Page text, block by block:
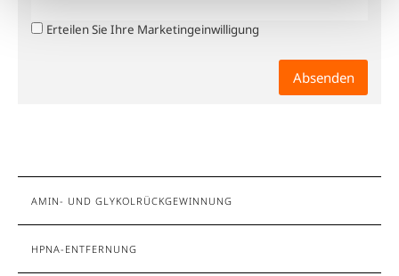
Erteilen Sie Ihre Marketingeinwilligung
AMIN- UND GLYKOLRÜCKGEWINNUNG
HPNA-ENTFERNUNG